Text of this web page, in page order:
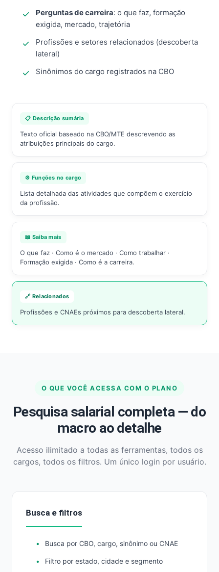
Perguntas de carreira: o que faz, formação
exigida, mercado, trajetória
Profissões e setores relacionados (descoberta
lateral)
Sinônimos do cargo registrados na CBO
📋 Descrição sumária
Texto oficial baseado na CBO/MTE descrevendo as
atribuições principais do cargo.
⚙️ Funções no cargo
Lista detalhada das atividades que compõem o exercício
da profissão.
📖 Saiba mais
O que faz · Como é o mercado · Como trabalhar ·
Formação exigida · Como é a carreira.
🔗 Relacionados
Profissões e CNAEs próximos para descoberta lateral.
O QUE VOCÊ ACESSA COM O PLANO
Pesquisa salarial completa — do
macro ao detalhe
Acesso ilimitado a todas as ferramentas, todos os
cargos, todos os filtros. Um único login por usuário.
Busca e filtros
Busca por CBO, cargo, sinônimo ou CNAE
Filtro por estado, cidade e segmento